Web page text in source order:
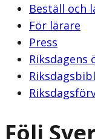
Beställ och
För lärare
Press
Riksdagens
Följ